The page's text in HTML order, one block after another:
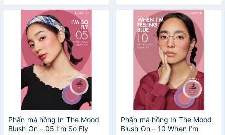
Phấn má hồng In The Mood
Blush On – 05 I’m So Fly
Phấn má hồng In The Mood
Blush On – 10 When I’m